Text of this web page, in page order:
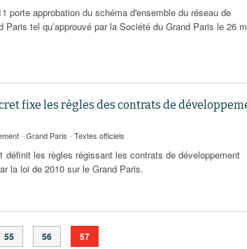
porte approbation du schéma d'ensemble du réseau de
Paris tel qu’approuvé par la Société du Grand Paris le 26
fixe les règles des contrats de
- Grand Paris - Textes officiels
définit les règles régissant les contrats de développement
la loi de 2010 sur le Grand Paris.
55 56 57